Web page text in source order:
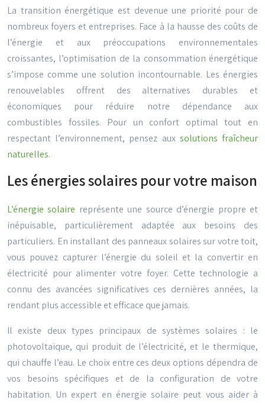
La transition énergétique est devenue une priorité pour de
nombreux foyers et entreprises. Face à la hausse des coûts de
l’énergie et aux préoccupations environnementales
croissantes, l’optimisation de la consommation énergétique
s’impose comme une solution incontournable. Les énergies
renouvelables offrent des alternatives durables et
économiques pour réduire notre dépendance aux
combustibles fossiles. Pour un confort optimal tout en
respectant l’environnement, pensez aux solutions fraîcheur
naturelles.
Les énergies solaires pour votre maison
L’énergie solaire représente une source d’énergie propre et
inépuisable, particulièrement adaptée aux besoins des
particuliers. En installant des panneaux solaires sur votre toit,
vous pouvez capturer l’énergie du soleil et la convertir en
électricité pour alimenter votre foyer. Cette technologie a
connu des avancées significatives ces dernières années, la
rendant plus accessible et efficace que jamais.
Il existe deux types principaux de systèmes solaires : le
photovoltaïque, qui produit de l’électricité, et le thermique,
qui chauffe l’eau. Le choix entre ces deux options dépendra de
vos besoins spécifiques et de la configuration de votre
habitation. Un expert en énergie solaire peut vous aider à